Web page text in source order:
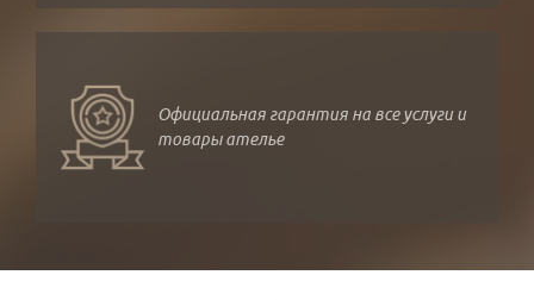
Официальная гарантия на все услуги и
товары ателье